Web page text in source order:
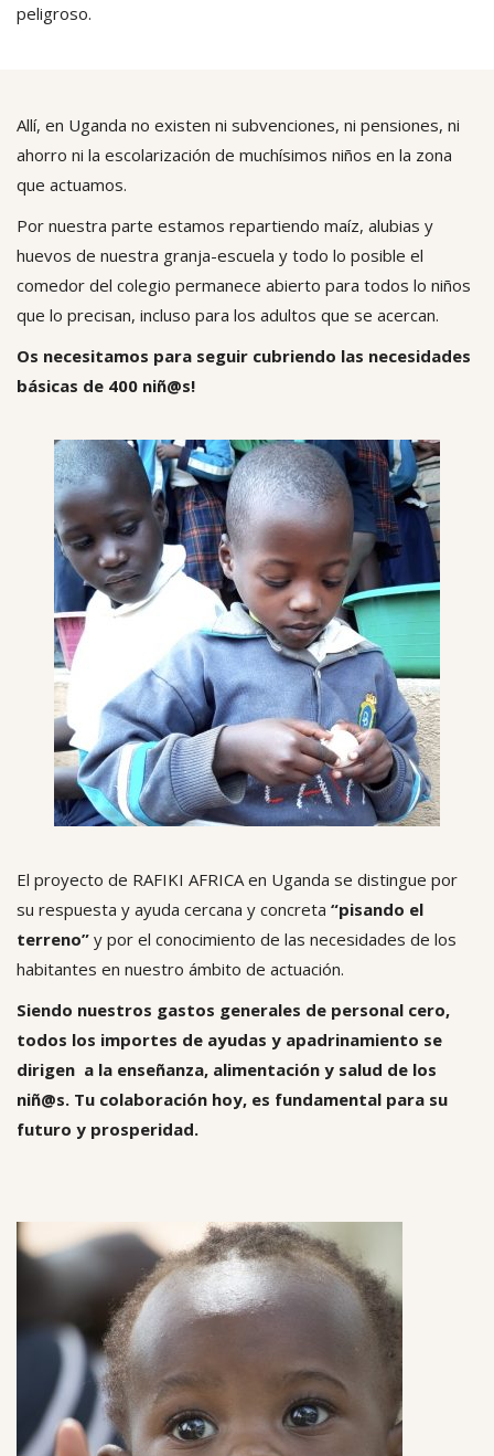
peligroso.
Allí, en Uganda no existen ni subvenciones, ni pensiones, ni
ahorro ni la escolarización de muchísimos niños en la zona
que actuamos.
Por nuestra parte estamos repartiendo maíz, alubias y
huevos de nuestra granja-escuela y todo lo posible el
comedor del colegio permanece abierto para todos lo niños
que lo precisan, incluso para los adultos que se acercan.
Os necesitamos para seguir cubriendo las necesidades
básicas de 400 niñ@s!
El proyecto de RAFIKI AFRICA en Uganda se distingue por
su respuesta y ayuda cercana y concreta “pisando el
terreno” y por el conocimiento de las necesidades de los
habitantes en nuestro ámbito de actuación.
Siendo nuestros gastos generales de personal cero,
todos los importes de ayudas y apadrinamiento se
dirigen a la enseñanza, alimentación y salud de los
niñ@s. Tu colaboración hoy, es fundamental para su
futuro y prosperidad.